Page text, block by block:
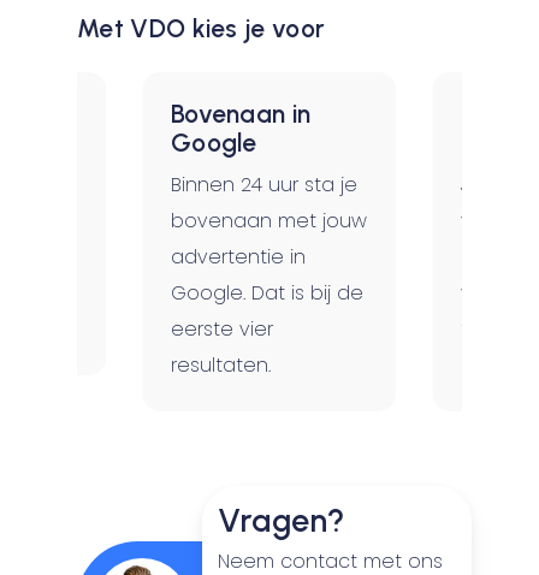
Met VDO kies je voor
Bovenaan in
Google
Binnen 24 uur sta je
bovenaan met jouw
advertentie in
Google. Dat is bij de
eerste vier
resultaten.
Je
voor de
Vragen?
Neem contact met ons